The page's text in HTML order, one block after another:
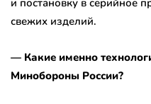
и постановку в серийное
свежих изделий.
— Какие именно
Минобороны России?